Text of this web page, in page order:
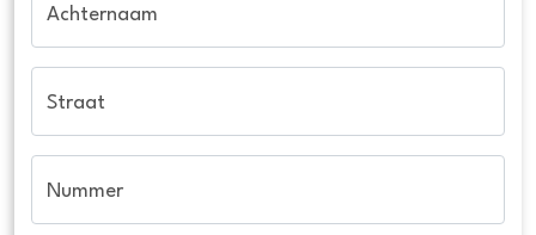
Achternaam
Straat
Nummer